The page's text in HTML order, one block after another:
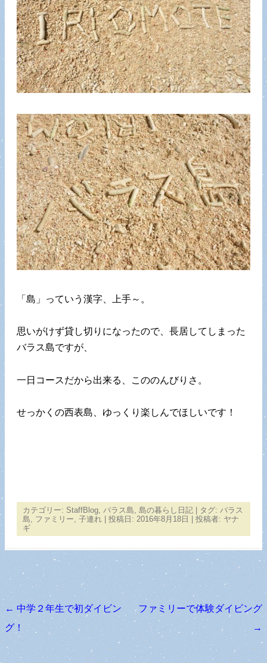
「島」っていう漢字、上手～。
思いがけず貸し切りになったので、長居してしまった
バラス島ですが、
一日コースだから出来る、こののんびりさ。
せっかくの西表島、ゆっくり楽しんでほしいです！
カテゴリー: StaffBlog バラス島 島の暮らし日記 | タグ: バラス
島
ファミリー 子連れ | 投稿日: 2016年8月18日 | 投稿者: ヤナ
ギ
投稿ナビゲーション
← 中学２年生で初ダイビン
グ！
ファミリーで体験ダイビング
→